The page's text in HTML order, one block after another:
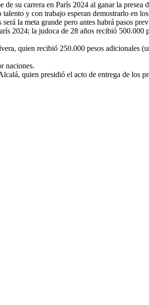
su carrera en París 2024 al ganar la presea
y con trabajo esperan demostrarlo en
la meta grande pero antes habrá pasos
2024; la judoca de 28 años recibió 500.000
quien recibió 250.000 pesos adicionales
naciones.
quien presidió el acto de entrega de los